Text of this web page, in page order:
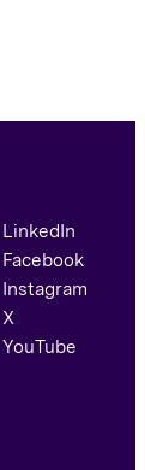
LinkedIn
Facebook
Instagram
X
YouTube